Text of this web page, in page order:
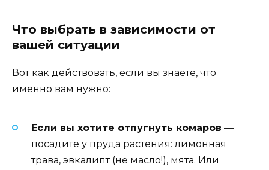
Что выбрать в зависимости от
вашей ситуации
Вот как действовать, если вы знаете, что
именно вам нужно:
Если вы хотите отпугнуть комаров —
посадите у пруда растения: лимонная
трава, эвкалипт (не масло!), мята. Или